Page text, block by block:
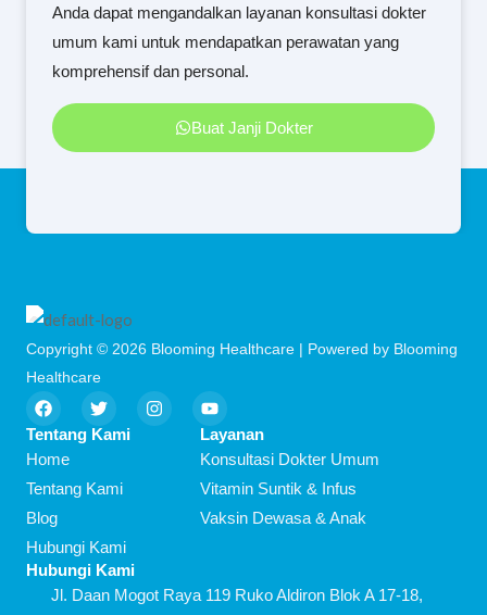
Anda dapat mengandalkan layanan konsultasi dokter
umum kami untuk mendapatkan perawatan yang
komprehensif dan personal.
Buat Janji Dokter
Copyright © 2026 Blooming Healthcare | Powered by Blooming
Healthcare
F
a
c
b
o
k
T
w
i
e
I
n
s
Y
o
u
t
u
b
Tentang Kami
Home
Tentang Kami
Blog
Hubungi Kami
Layanan
Konsultasi Dokter Umum
Vitamin Suntik & Infus
Vaksin Dewasa & Anak
Hubungi Kami
Jl. Daan Mogot Raya 119 Ruko Aldiron Blok A 17-18,